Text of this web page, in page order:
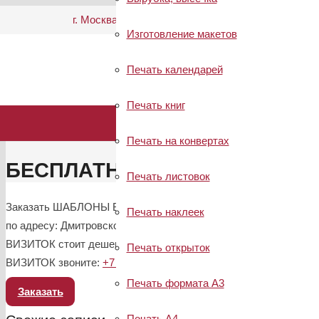
г. Москва, Дмитровское шоссе, д.13, корп.1, стр.2
Изготовление макетов
Печать календарей
Печать книг
Печать на конвертах
Печать листовок
Печать наклеек
Печать открыток
Печать формата А3
БЕСПЛАТНЫЕ МАКЕТЫ
Заказать ШАБЛОНЫ ВИЗИТОК : БЕСПЛАТНЫЕ МАКЕТЫ
по адресу: Дмитровское шоссе, д.13, корп.1, стр.2.
ВИЗИТОК стоит дешевле так как свое производство.
ВИЗИТОК звоните: +7 (495) 642-89-79
Заказать